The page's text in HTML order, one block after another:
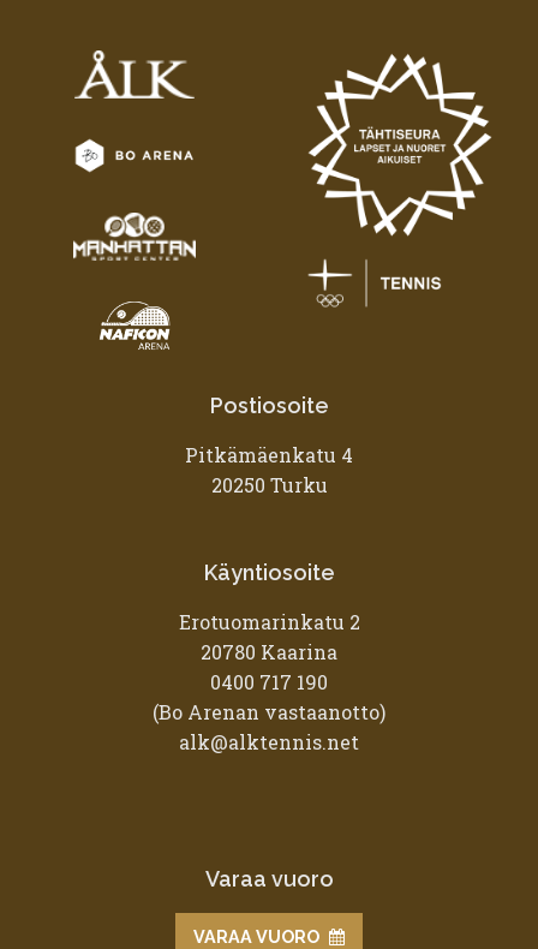
Postiosoite
Pitkämäenkatu 4
20250 Turku
Käyntiosoite
Erotuomarinkatu 2
20780 Kaarina
0400 717 190
(Bo Arenan vastaanotto)
alk@alktennis.net
Varaa vuoro
VARAA VUORO